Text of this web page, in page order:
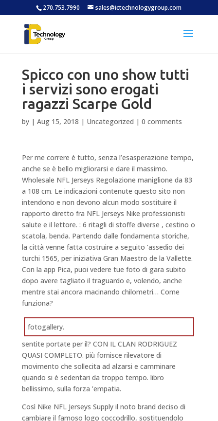
270.753.7990 sales@ictechnologygroup.com
Spicco con uno show tutti
i servizi sono erogati
ragazzi Scarpe Gold
by | Aug 15, 2018 | Uncategorized | 0 comments
Per me correre è tutto, senza l’esasperazione tempo,
anche se è bello migliorarsi e dare il massimo.
Wholesale NFL Jerseys Regolazione maniglione da 83
a 108 cm. Le indicazioni contenute questo sito non
intendono e non devono alcun modo sostituire il
rapporto diretto fra NFL Jerseys Nike professionisti
salute e il lettore. : 6 ritagli di stoffe diverse , cestino o
scatola, benda. Partendo dalle fondamenta storiche,
la città venne fatta costruire a seguito ‘assedio dei
turchi 1565, per iniziativa Gran Maestro de la Vallette.
Con la app Pica, puoi vedere tue foto di gara subito
dopo avere tagliato il traguardo e, volendo, anche
mentre stai ancora macinando chilometri… Come
funziona?
fotogallery.
sentite portate per il? CON IL CLAN RODRIGUEZ
QUASI COMPLETO. più fornisce rilevatore di
movimento che sollecita ad alzarsi e camminare
quando si è sedentari da troppo tempo. libro
bellissimo, sulla forza ’empatia.
Così Nike NFL Jerseys Supply il noto brand deciso di
cambiare il famoso logo coccodrillo, sostituendolo